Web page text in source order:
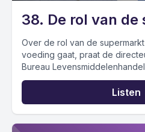
38. De rol van
Over de rol van de
voeding gaat, praat de
Bureau
Listen